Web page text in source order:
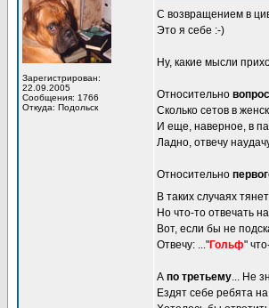
Зарегистрирован:
22.09.2005
Сообщения: 1766
Откуда: Подольск
С возвращением в
Это я себе :-)
Ну, какие мысли
Относительно
Сколько сетов в
И еще, наверное, в
Ладно, отвечу
Относительно
В таких случаях
Но что-то отвечать
Вот, если бы не
Отвечу: ..."Гольф"
А по третьему... Не
Ездят себе ребята